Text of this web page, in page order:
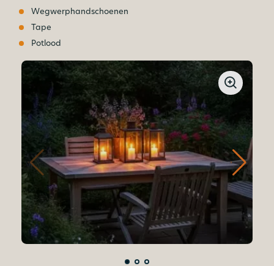
Wegwerphandschoenen
Tape
Potlood